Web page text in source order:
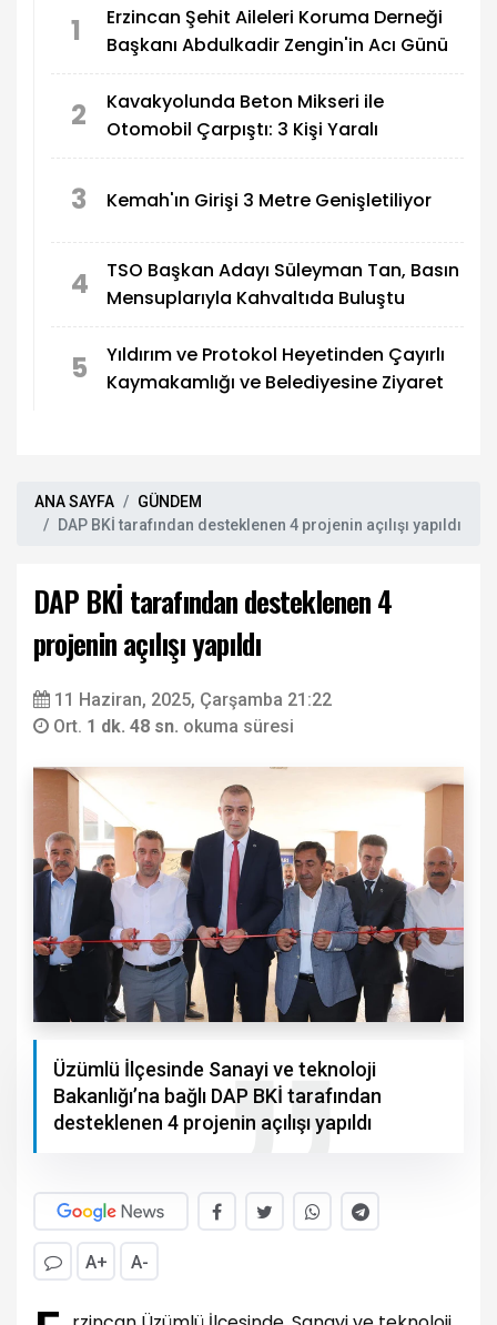
1
Erzincan Şehit Aileleri Koruma Derneği
Başkanı Abdulkadir Zengin'in Acı Günü
2
Kavakyolunda Beton Mikseri ile
Otomobil Çarpıştı: 3 Kişi Yaralı
3 Kemah'ın Girişi 3 Metre Genişletiliyor
4
TSO Başkan Adayı Süleyman Tan, Basın
Mensuplarıyla Kahvaltıda Buluştu
5
Yıldırım ve Protokol Heyetinden Çayırlı
Kaymakamlığı ve Belediyesine Ziyaret
ANA SAYFA
GÜNDEM
DAP BKİ tarafından desteklenen 4 projenin açılışı yapıldı
DAP BKİ tarafından desteklenen 4
projenin açılışı yapıldı
11 Haziran, 2025, Çarşamba 21:22
Ort. 1 dk. 48 sn. okuma süresi
Üzümlü İlçesinde Sanayi ve teknoloji
Bakanlığı’na bağlı DAP BKİ tarafından
desteklenen 4 projenin açılışı yapıldı
A+ A-